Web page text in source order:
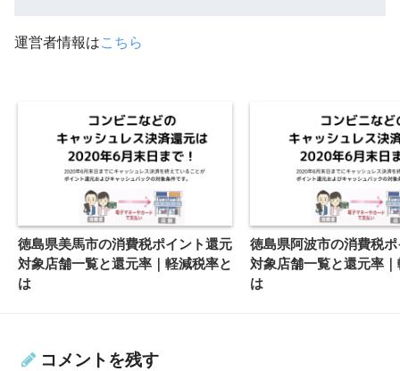
運営者情報はこちら
徳島県美馬市の消費税ポイント還元
対象店舗一覧と還元率｜軽減税率と
は
徳島県阿波市の消費税
対象店舗一覧と還元率
は
コメントを残す